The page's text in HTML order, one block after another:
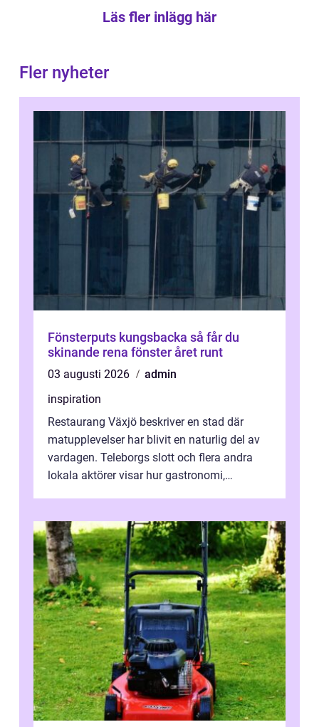
Läs fler inlägg här
Fler nyheter
Fönsterputs kungsbacka så får du
skinande rena fönster året runt
03 augusti 2026
admin
inspiration
Restaurang Växjö beskriver en stad där
matupplevelser har blivit en naturlig del av
vardagen. Teleborgs slott och flera andra
lokala aktörer visar hur gastronomi,